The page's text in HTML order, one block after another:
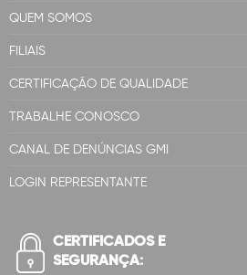
QUEM SOMOS
FILIAIS
CERTIFICAÇÃO DE QUALIDADE
TRABALHE CONOSCO
CANAL DE DENÚNCIAS GMI
LOGIN REPRESENTANTE
CERTIFICADOS E
SEGURANÇA: